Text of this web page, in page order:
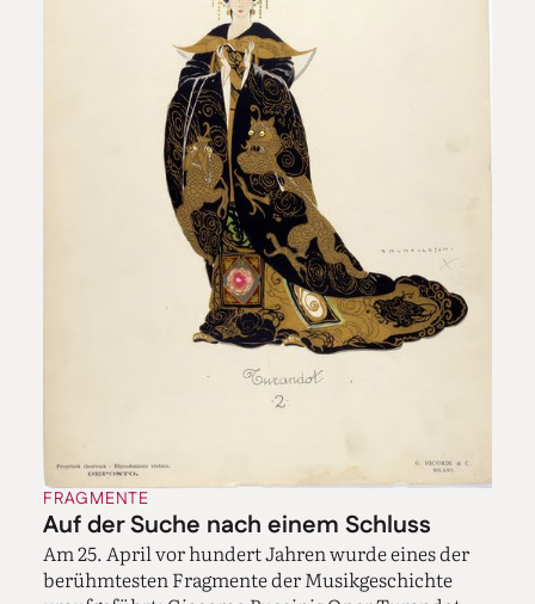
Katalonien zu schaffen. Mit dieser Region verbanden
ihn viele glückliche persönliche und berufliche
Kontakte. In den Anfangsjahren der Entstehung von
„Atlántida“ gab es mehrere Aufführungspläne, in die
der katalanische Maler und Bühnenbildner Maria
Josep Sert involviert war, die sich allerdings alle
zerschlugen. Ab 1930 hinderten dann zunehmend
gesundheitliche Probleme die Arbeit, darunter
Bluthochdruck, Fieberanfälle, Entzündungen, eine
Blutvergiftung und ein Magengeschwür, zudem
psychische Krisen und zwangsneurotische Zustände.
Nach einem Nervenzusammenbruch 1933 verbrachte
Falla mehrere Monate zur Erholung auf Mallorca.
Hinzu kam, dass er die fixe Idee hatte, mit sechzig
Jahren müsse ein Komponist alles gesagt haben.
der Spanische Bürgerkrieg aus, und es begannen die
Versuche der Nationalisten unter Francisco Franco,
Falla für ihre Propaganda einzuspannen. Der
Komponist, der viele Freunde und Vertraute unter den
Parteigängern der spanischen Republik hatte,
FRAGMENTE
Auf der Suche nach einem Schluss
Am 25. April vor hundert Jahren wurde eines der
berühmtesten Fragmente der Musikgeschichte